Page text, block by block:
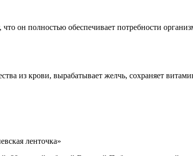
он полностью обеспечивает потребности
из крови, вырабатывает желчь, сохраняет
ленточка»